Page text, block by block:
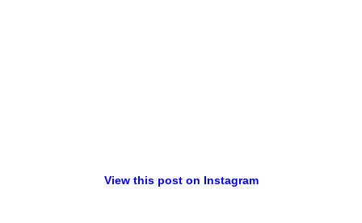
View this post on Instagram